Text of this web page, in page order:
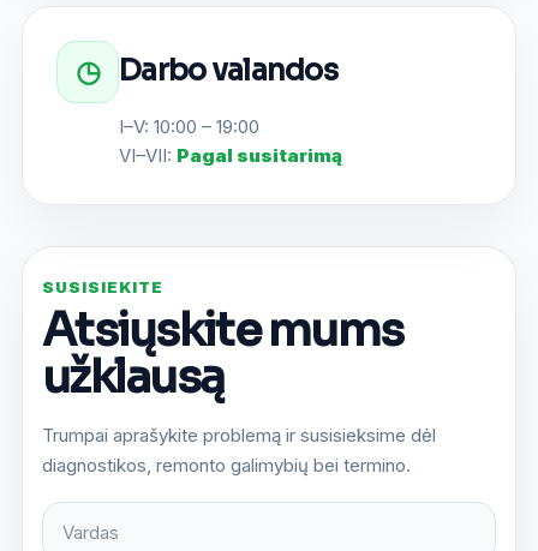
◷ Darbo valandos
I–V: 10:00 – 19:00
VI–VII: Pagal susitarimą
SUSISIEKITE
Atsiųskite mums
užklausą
Trumpai aprašykite problemą ir susisieksime dėl
diagnostikos, remonto galimybių bei termino.